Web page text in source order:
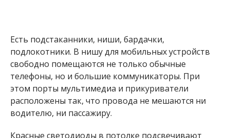
Есть подстаканники, ниши, бардачки,
подлокотники. В нишу для мобильных устройств
свободно помещаются не только обычные
телефоны, но и большие коммуникаторы. При
этом порты мультимедиа и прикуриватели
расположены так, что провода не мешаются ни
водителю, ни пассажиру.
Красные светодиоды в потолке подсвечивают